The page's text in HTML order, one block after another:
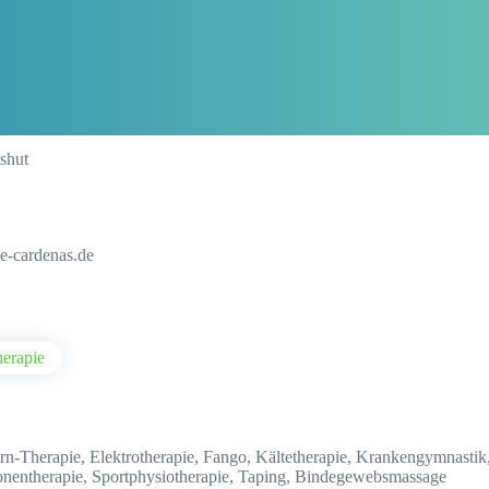
cardenas.de
Therapie, Elektrotherapie, Fango, Kältetherapie,
Sportphysiotherapie, Taping, Bindegewebsmassage